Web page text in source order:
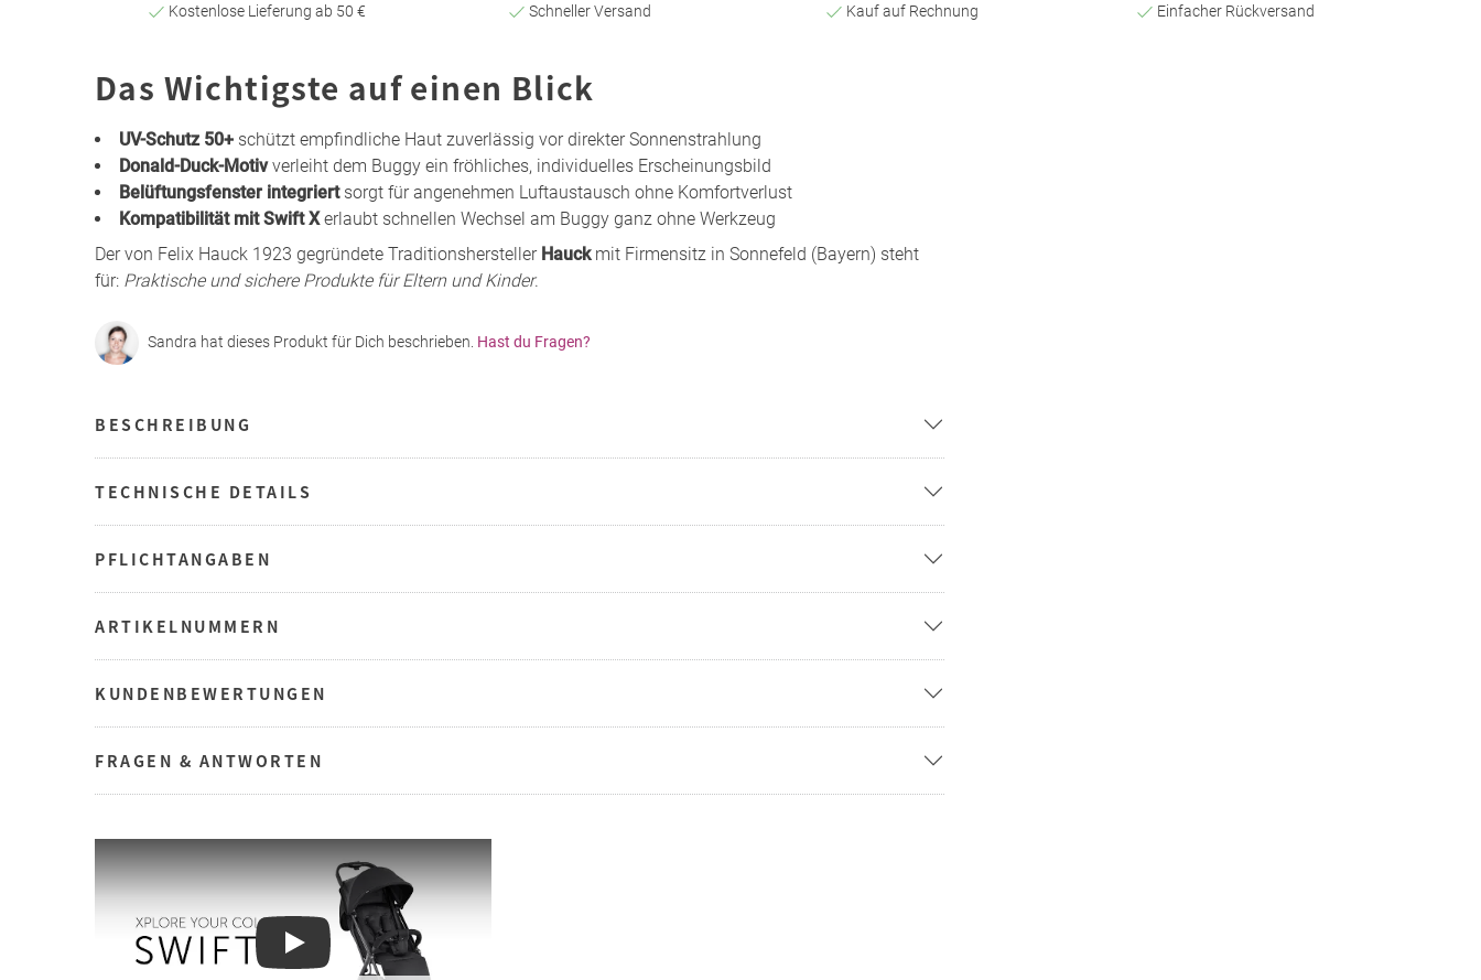
Kostenlose Lieferung ab 50 € Schneller Versand Kauf auf Rechnung Einfacher Rückversand
Das Wichtigste auf einen Blick
UV-Schutz 50+ schützt empfindliche Haut zuverlässig vor direkter Sonnenstrahlung
Donald-Duck-Motivverleiht dem Buggy ein fröhliches, individuelles Erscheinungsbild
Belüftungsfenster integriertsorgt für angenehmen Luftaustausch ohne Komfortverlust
Kompatibilität mit Swift Xerlaubt schnellen Wechsel am Buggy ganz ohne Werkzeug
Der von Felix Hauck 1923 gegründete Traditionshersteller Hauckmit Firmensitz in Sonnefeld (Bayern) steht
für: Praktische und sichere Produkte für Eltern und Kinder.
Sandra hat dieses Produkt für Dich beschrieben. Hast du Fragen?
BESCHREIBUNG
TECHNISCHE DETAILS
PFLICHTANGABEN
ARTIKELNUMMERN
KUNDENBEWERTUNGEN
FRAGEN & ANTWORTEN
Play